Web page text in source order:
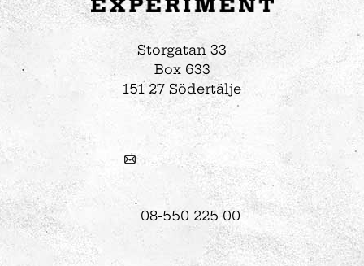
Storgatan 33
Box 633
151 27 Södertälje
08-550 225 00